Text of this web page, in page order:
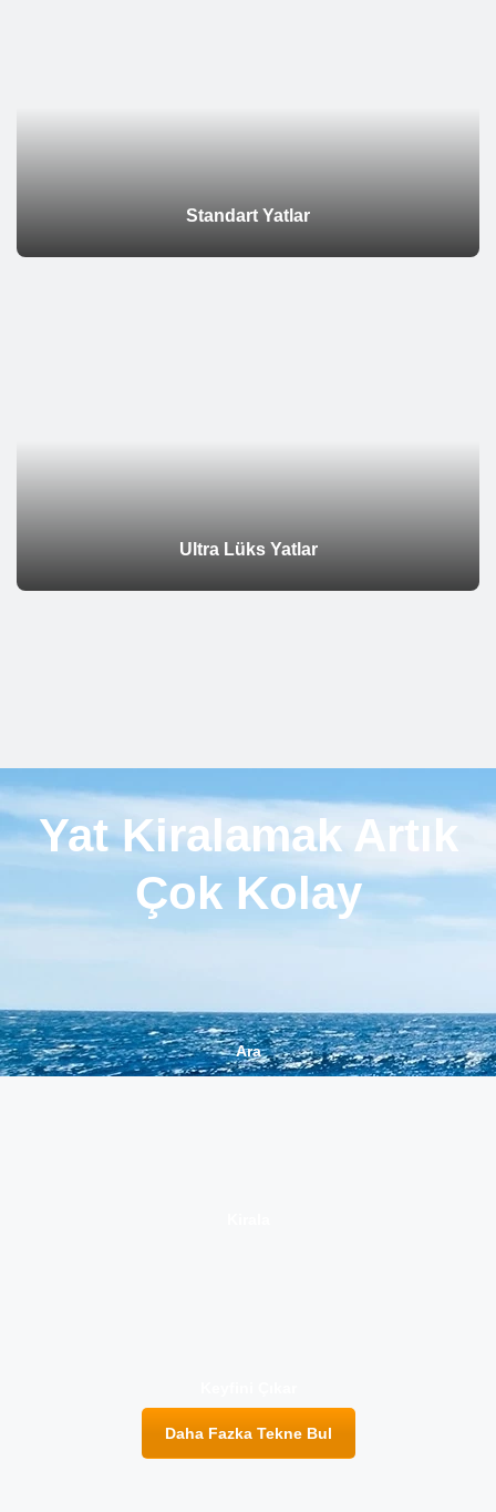
Standart Yatlar
Ultra Lüks Yatlar
Yat Kiralamak Artık
Çok Kolay
Ara
Daha Fazka Tekne Bul